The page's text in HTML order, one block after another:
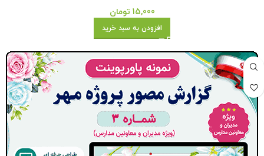
15,000 تومان
افزودن به سبد خرید